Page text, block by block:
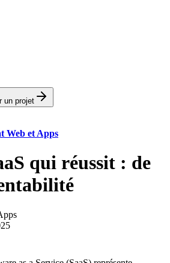
un projet
Web et Apps
qui réussit : de